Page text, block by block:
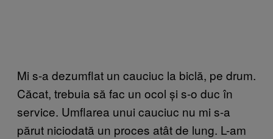
Mi s-a dezumflat un cauciuc la biclă, pe drum.
Căcat, trebuia să fac un ocol și s-o duc în
service. Umflarea unui cauciuc nu mi s-a
părut niciodată un proces atât de lung. L-am